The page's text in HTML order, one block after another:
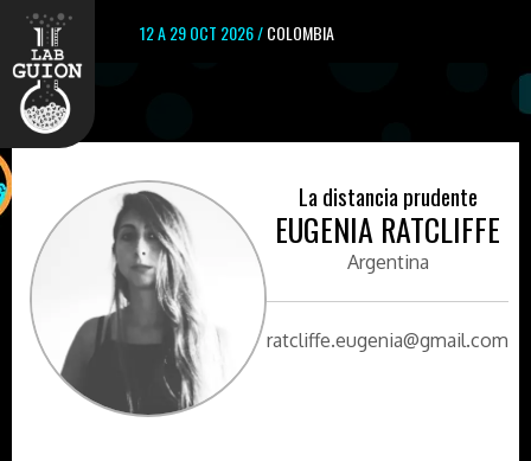
12 A 29 OCT 2026 /COLOMBIA
La distancia prudente
EUGENIA RATCLIFFE
Argentina
ratcliffe.eugenia@gmail.com